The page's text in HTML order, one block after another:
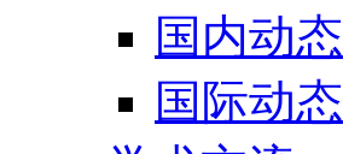
国内动态
国际动态